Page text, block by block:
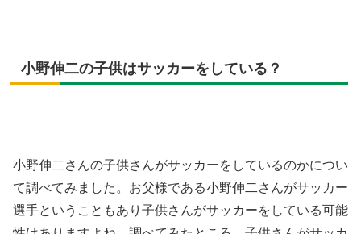
小野伸二の子供はサッカーをしている？
小野伸二さんの子供さんがサッカーをしているのかについ
て調べてみました。お父様である小野伸二さんがサッカー
選手ということもあり子供さんがサッカーをしている可能